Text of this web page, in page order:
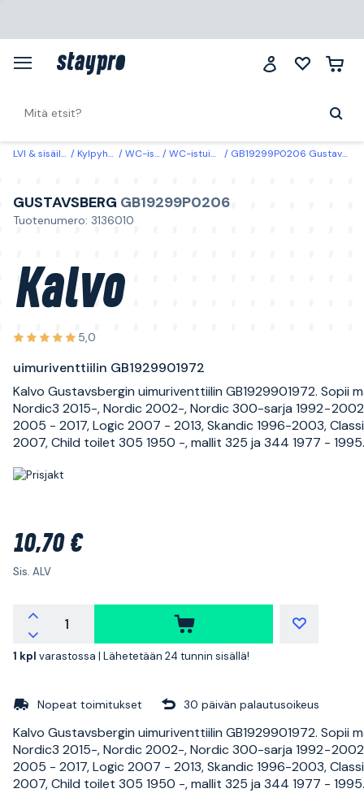
LVI & sisäilma Kylpyhuone WC-istuimet WC-istuimien varaosat GB19299P0206 Gustavsberg Kalvo uimuriventtiilin GB1929901972
GUSTAVSBERG GB19299P0206
Tuotenumero: 3136010
Kalvo
5,0
uimuriventtiilin GB1929901972
Kalvo Gustavsbergin uimuriventtiilin GB1929901972. Sopii
Nordic3 2015-, Nordic 2002-, Nordic 300-sarja 1992 -
2005 - 2017, Logic 2007 - 2013, Skandic 1996-2003,
2007, Child toilet 305 1950 -, mallit 325 ja 344 1977 - 1995.
10,70 €
Sis. ALV
1 kpl varastossa | Lähetetään 24 tunnin sisällä!
Nopeat toimitukset 30 päivän palautusoikeus
Kalvo Gustavsbergin uimuriventtiilin GB1929901972. Sopii
Nordic3 2015-, Nordic 2002-, Nordic 300-sarja 1992 -
2005 - 2017, Logic 2007 - 2013, Skandic 1996-2003,
2007, Child toilet 305 1950 -, mallit 325 ja 344 1977 - 1995.